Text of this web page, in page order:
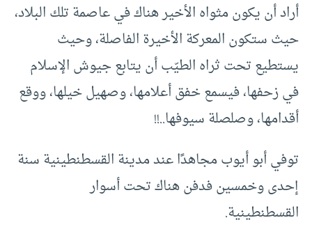
أراد أن يكون مثواه الأخير هناك في عاصمة تلك البلاد،
حيث ستكون المعركة الأخيرة الفاصلة، وحيث
يستطيع تحت ثراه الطيّب أن يتابع جيوش الإسلام
في زحفها، فيسمع خفق أعلامها، وصهيل خيلها، ووقع
أقدامها، وصلصلة سيوفها..!!
توفي أبو أيوب مجاهدًا عند مدينة القسطنطينية سنة
إحدى وخمسين فدفن هناك تحت أسوار
القسطنطينية.